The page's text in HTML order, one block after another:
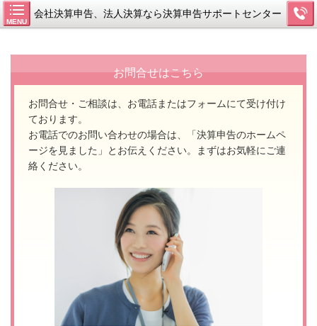
MENU
会社決算申告、法人決算なら決算申告サポートセンター
お問合せはこちら
お問合せ・ご相談は、お電話またはフォームにて受け付け
ております。
お電話でのお問い合わせの場合は、「決算申告のホームペ
ージを見ました」とお伝えください。
まずはお気軽にご連
絡ください。